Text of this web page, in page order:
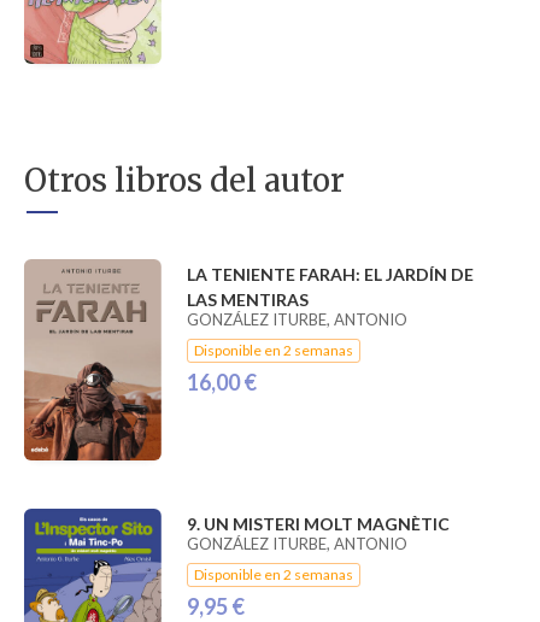
Otros libros del autor
LA TENIENTE FARAH: EL JARDÍN DE
LAS MENTIRAS
GONZÁLEZ ITURBE, ANTONIO
Disponible en 2 semanas
16,00 €
9. UN MISTERI MOLT MAGNÈTIC
GONZÁLEZ ITURBE, ANTONIO
Disponible en 2 semanas
9,95 €